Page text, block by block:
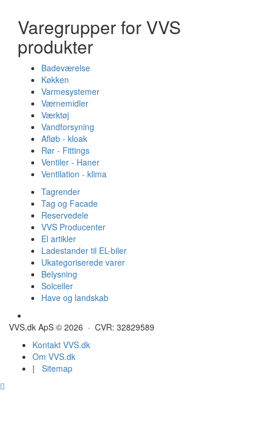
Varegrupper for VVS
produkter
Badeværelse
Køkken
Varmesystemer
Værnemidler
Værktøj
Vandforsyning
Afløb - kloak
Rør - Fittings
Ventiler - Haner
Ventilation - klima
Tagrender
Tag og Facade
Reservedele
VVS Producenter
El artikler
Ladestander til EL-biler
Ukategoriserede varer
Belysning
Solceller
Have og landskab
VVS.dk ApS © 2026 · CVR: 32829589
Kontakt VVS.dk
Om VVS.dk
| Sitemap